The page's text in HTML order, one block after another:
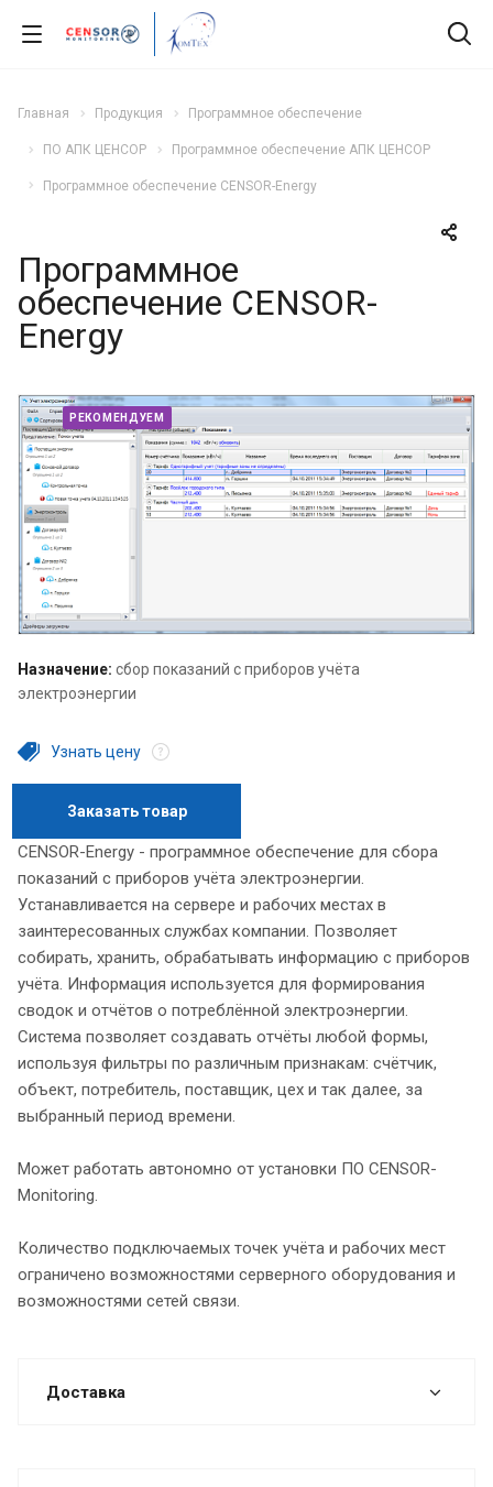
Главная Продукция Программное обеспечение
ПО АПК ЦЕНСОР Программное обеспечение АПК ЦЕНСОР
Программное обеспечение CENSOR-Energy
Программное
обеспечение CENSOR-
Energy
РЕКОМЕНДУЕМ
Назначение: сбор показаний с приборов учёта
электроэнергии
Узнать цену
Заказать товар
CENSOR-Energy - программное обеспечение для сбора
показаний с приборов учёта электроэнергии.
Устанавливается на сервере и рабочих местах в
заинтересованных службах компании. Позволяет
собирать, хранить, обрабатывать информацию с приборов
учёта. Информация используется для формирования
сводок и отчётов о потреблённой электроэнергии.
Система позволяет создавать отчёты любой формы,
используя фильтры по различным признакам: счётчик,
объект, потребитель, поставщик, цех и так далее, за
выбранный период времени.
Может работать автономно от установки ПО CENSOR-
Monitoring.
Количество подключаемых точек учёта и рабочих мест
ограничено возможностями серверного оборудования и
возможностями сетей связи.
Доставка